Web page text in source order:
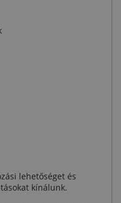
lehetőséget és
kínálunk.